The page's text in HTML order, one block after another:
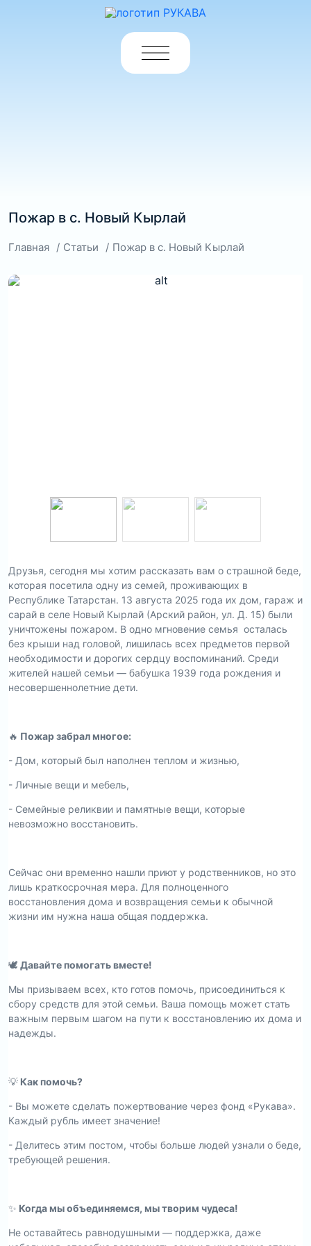
Пожар в с. Новый Кырлай
Главная Статьи Пожар в с. Новый Кырлай
Друзья, сегодня мы хотим рассказать вам о страшной беде,
которая посетила одну из семей, проживающих в
Республике Татарстан. 13 августа 2025 года их дом, гараж и
сарай в селе Новый Кырлай (Арский район, ул. Д. 15) были
уничтожены пожаром. В одно мгновение семья осталась
без крыши над головой, лишилась всех предметов первой
необходимости и дорогих сердцу воспоминаний. Среди
жителей нашей семьи — бабушка 1939 года рождения и
несовершеннолетние дети.
🔥 Пожар забрал многое:
- Дом, который был наполнен теплом и жизнью,
- Личные вещи и мебель,
- Семейные реликвии и памятные вещи, которые
невозможно восстановить.
Сейчас они временно нашли приют у родственников, но это
лишь краткосрочная мера. Для полноценного
восстановления дома и возвращения семьи к обычной
жизни им нужна наша общая поддержка.
🕊️ Давайте помогать вместе!
Мы призываем всех, кто готов помочь, присоединиться к
сбору средств для этой семьи. Ваша помощь может стать
важным первым шагом на пути к восстановлению их дома и
надежды.
💡 Как помочь?
- Вы можете сделать пожертвование через фонд «Рукава».
Каждый рубль имеет значение!
- Делитесь этим постом, чтобы больше людей узнали о беде,
требующей решения.
✨ Когда мы объединяемся, мы творим чудеса!
Не оставайтесь равнодушными — поддержка, даже